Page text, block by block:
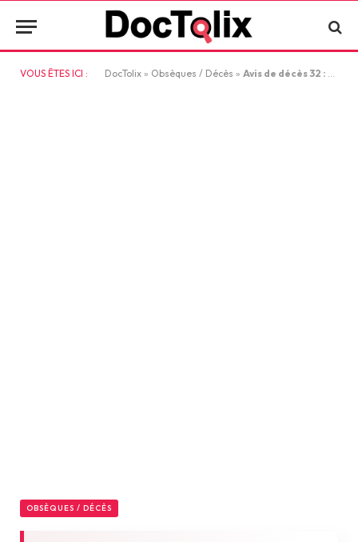
VOUS ÊTES ICI : DocTolix » Obsèques / Décès » Avis de décès 32 : Comment le rédiger et où le publier ?
OBSÈQUES / DÉCÈS